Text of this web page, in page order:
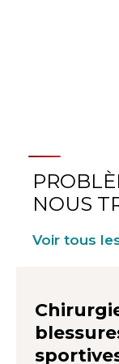
NOUS
Voir tous